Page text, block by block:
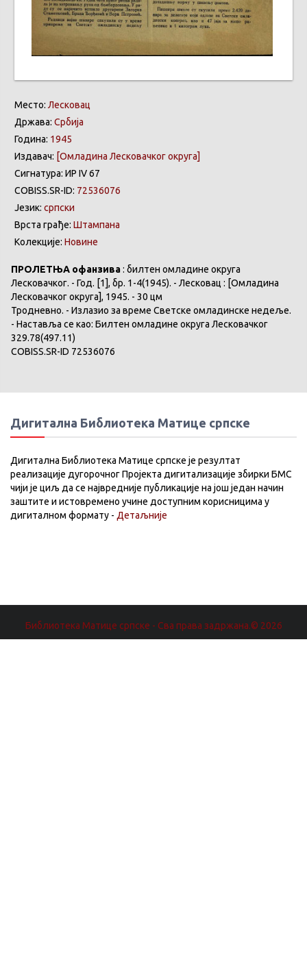
Место: Лесковац
Држава: Србија
Година: 1945
Издавач: [Омладина Лесковачког округа]
Сигнатура: ИР IV 67
COBISS.SR-ID: 72536076
Језик: српски
Врста грађе: Штампана
Колекције: Новине
ПРОЛЕТЊА офанзива: билтен омладине округа
Лесковачког. - Год. [1], бр. 1-4(1945). - Лесковац : [Омладина
Лесковачког округа], 1945. - 30 цм
Тродневно. - Излазио за време Светске омладинске недеље.
- Наставља се као: Билтен омладине округа Лесковачког
329.78(497.11)
COBISS.SR-ID 72536076
Дигитална Библиотека Матице српске
Дигитална Библиотека Матице српске је резултат
реализације дугорочног Пројекта дигитализације збирки БМС
чији је циљ да се највредније публикације на још један начин
заштите и истовремено учине доступним корисницима у
дигиталном формату - Детаљније
Библиотека Матице српске - Сва права задржана.© 2026